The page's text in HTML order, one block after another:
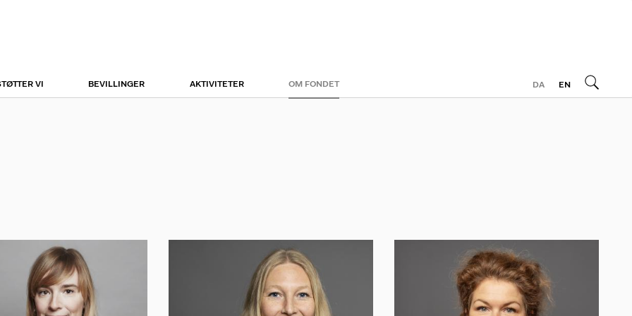
VI BEVILLINGER AKTIVITETER OM FONDET DA EN